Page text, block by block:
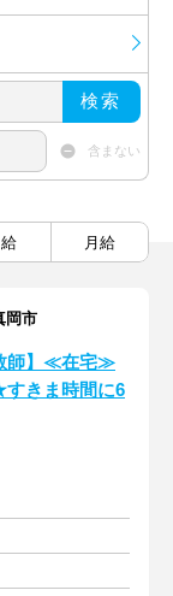
検索
含まない
給 月給
岡市
師】≪在宅≫
きま時間に6